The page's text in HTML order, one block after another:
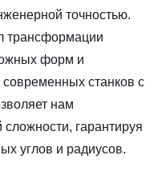
точностью.
трансформации
форм и
станков с
нам
гарантируя
углов и радиусов.